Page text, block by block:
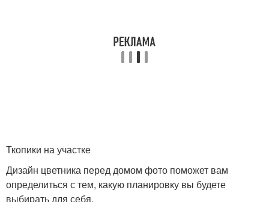
Ткопики на участке
Дизайн цветника перед домом фото поможет вам
определиться с тем, какую планировку вы будете
выбирать для себя.